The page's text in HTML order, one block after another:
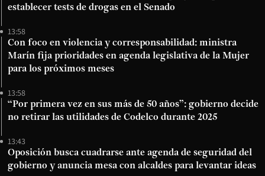
establecer tests de drogas en el Senado
13:58
Con foco en violencia y corresponsabilidad: ministra
Marín fija prioridades en agenda legislativa de la Mujer
para los próximos meses
13:58
“Por primera vez en sus más de 50 años”: gobierno decide
no retirar las utilidades de Codelco durante 2025
13:43
Oposición busca cuadrarse ante agenda de seguridad del
gobierno y anuncia mesa con alcaldes para levantar ideas